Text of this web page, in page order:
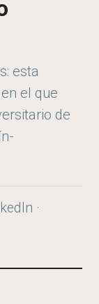
esta
el que
de
·